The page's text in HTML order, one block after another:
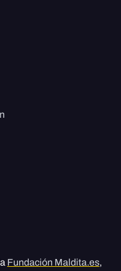
Fundación Maldita.es,